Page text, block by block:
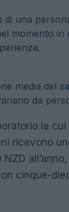
di una
momento in
media del
da
la
ricevono
cinque-